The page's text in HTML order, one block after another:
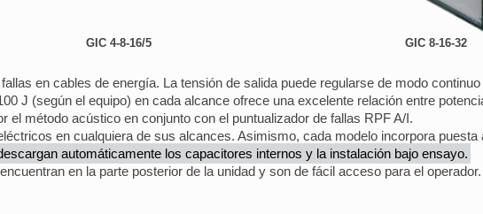
GIC 4-8-16/5 GIC 8-16-32
en cables de energía. La tensión de salida puede regularse de modo
J (según el equipo) en cada alcance ofrece una excelente relación entre
método acústico en conjunto con el puntualizador de fallas RPF A/I.
en cualquiera de sus alcances. Asimismo, cada modelo incorpora puesta
automáticamente los capacitores internos y la instalación bajo ensayo.
en la parte posterior de la unidad y son de fácil acceso para el operador.